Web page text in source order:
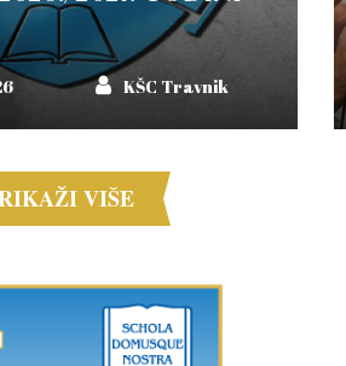
KŠC Travnik
VIŠE